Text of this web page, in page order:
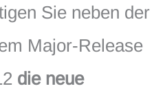
Sie neben der
Major-Release
die neue